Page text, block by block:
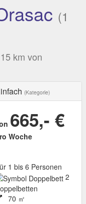
(1
km von
(Kategorie)
665,- €
Woche
1 bis 6 Personen
2
70 ㎡